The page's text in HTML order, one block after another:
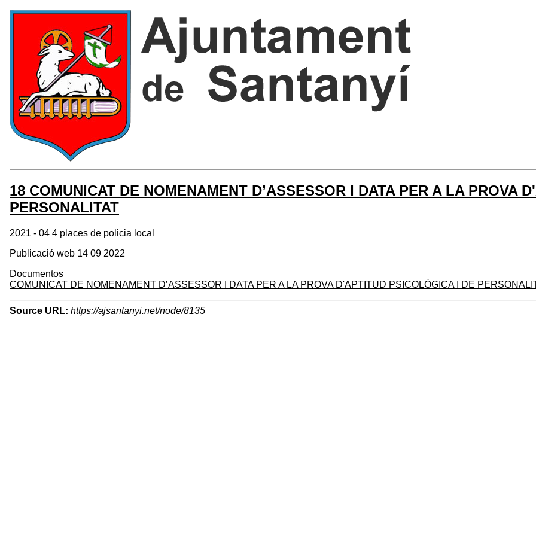
18 COMUNICAT DE NOMENAMENT D’ASSESSOR I DATA PER A LA PROVA
PERSONALITAT
2021 - 04 4 places de policia local
Publicació web 14 09 2022
Documentos
COMUNICAT DE NOMENAMENT D’ASSESSOR I DATA PER A LA PROVA D'APTITUD PSICOLÒGICA I DE
Source URL: https://ajsantanyi.net/node/8135